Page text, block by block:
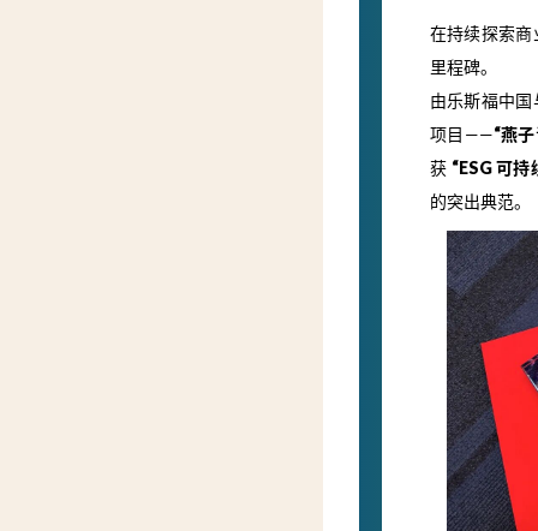
在持续探索
里程碑。
由乐斯福中
项目——“燕
获 “ESG 可
的突出典范。